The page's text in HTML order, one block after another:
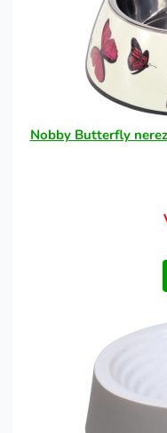
Nobby Butterfly